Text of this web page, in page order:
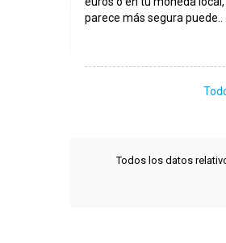
parece más segura puede..
Todos los datos